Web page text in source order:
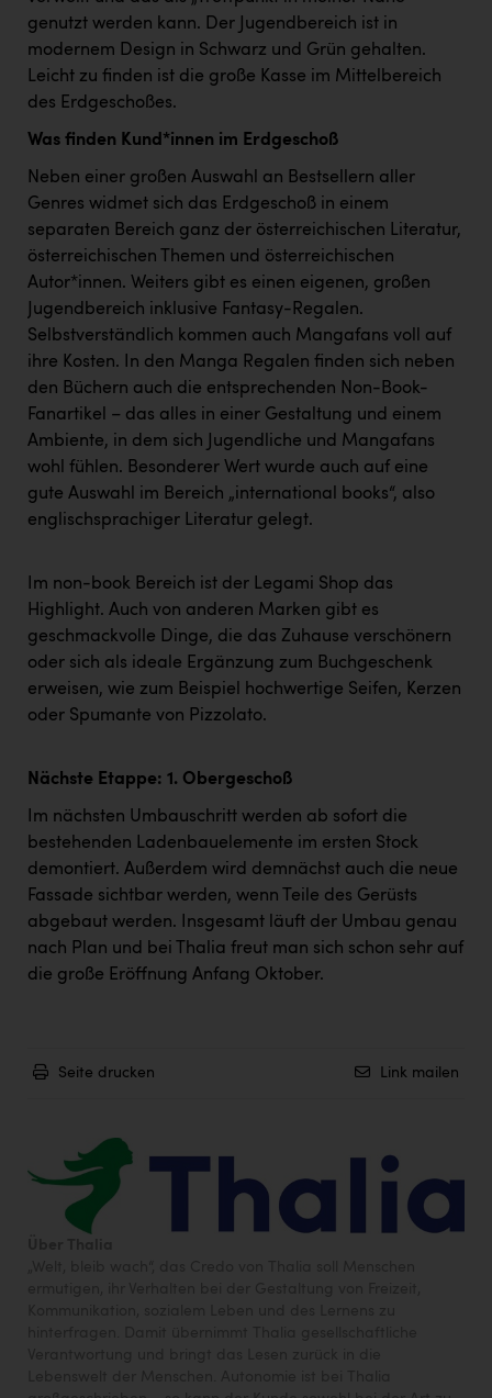
REMAX
RE/MAX Welcome
Resch&Frisch
RUBBLE MASTER
Ruderclub Wels
SCRI - Salzburg Cancer Research Institute
SCHMACHTL GmbH
Schwingshandl - automation technology gmbh
Seher + Partner
Smurfit Westrock Nettingsdorf
TCL
TGW Logistics
TRAILOMAT & Cycling Austria
Vier Diamanten
Vorlagenportal
Wir besiegen Krebs
Wirtschaftskammer OÖ
ZULuft - Zukunft Luft Austria
z.l.ö.
Österreichisches Hebammengremium
Wirtschaftskammer OÖ Energiehandel
Dopgas
genutzt werden kann. Der Jugendbereich ist in
modernem Design in Schwarz und Grün gehalten.
Leicht zu finden ist die große Kasse im Mittelbereich
des Erdgeschoßes.
Was finden Kund*innen im Erdgeschoß
Neben einer großen Auswahl an Bestsellern aller
Genres widmet sich das Erdgeschoß in einem
separaten Bereich ganz der österreichischen Literatur,
österreichischen Themen und österreichischen
Autor*innen. Weiters gibt es einen eigenen, großen
Jugendbereich inklusive Fantasy-Regalen.
Selbstverständlich kommen auch Mangafans voll auf
ihre Kosten. In den Manga Regalen finden sich neben
den Büchern auch die entsprechenden Non-Book-
Fanartikel – das alles in einer Gestaltung und einem
Ambiente, in dem sich Jugendliche und Mangafans
wohl fühlen. Besonderer Wert wurde auch auf eine
gute Auswahl im Bereich „international books“, also
englischsprachiger Literatur gelegt.
Im non-book Bereich ist der Legami Shop das
Highlight. Auch von anderen Marken gibt es
geschmackvolle Dinge, die das Zuhause verschönern
oder sich als ideale Ergänzung zum Buchgeschenk
erweisen, wie zum Beispiel hochwertige Seifen, Kerzen
oder Spumante von Pizzolato.
Nächste Etappe: 1. Obergeschoß
Im nächsten Umbauschritt werden ab sofort die
bestehenden Ladenbauelemente im ersten Stock
demontiert. Außerdem wird demnächst auch die neue
Fassade sichtbar werden, wenn Teile des Gerüsts
abgebaut werden. Insgesamt läuft der Umbau genau
nach Plan und bei Thalia freut man sich schon sehr auf
die große Eröffnung Anfang Oktober.
Seite drucken Link mailen